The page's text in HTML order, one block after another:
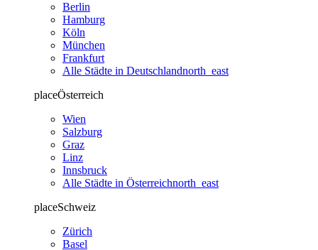
Berlin
Hamburg
Köln
München
Frankfurt
Alle Städte in Deutschlandnorth_east
placeÖsterreich
Wien
Salzburg
Graz
Linz
Innsbruck
Alle Städte in Österreichnorth_east
placeSchweiz
Zürich
Basel